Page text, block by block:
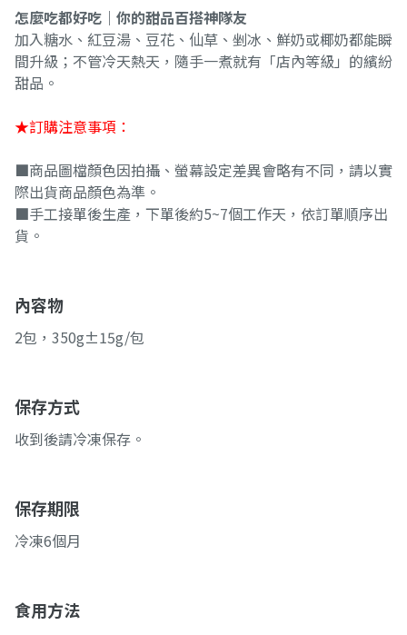
怎麼吃都好吃｜你的甜品百搭神隊友
加入糖水、紅豆湯、豆花、仙草、剉冰、鮮奶或椰奶都能瞬
間升級；不管冷天熱天，隨手一煮就有「店內等級」的繽紛
甜品。
★訂購注意事項：
■商品圖檔顏色因拍攝、螢幕設定差異會略有不同，請以實
際出貨商品顏色為準。
■手工接單後生產，下單後約5~7個工作天，依訂單順序出
貨。
內容物
2包，350g±15g/包
保存方式
收到後請冷凍保存。
保存期限
冷凍6個月
食用方法